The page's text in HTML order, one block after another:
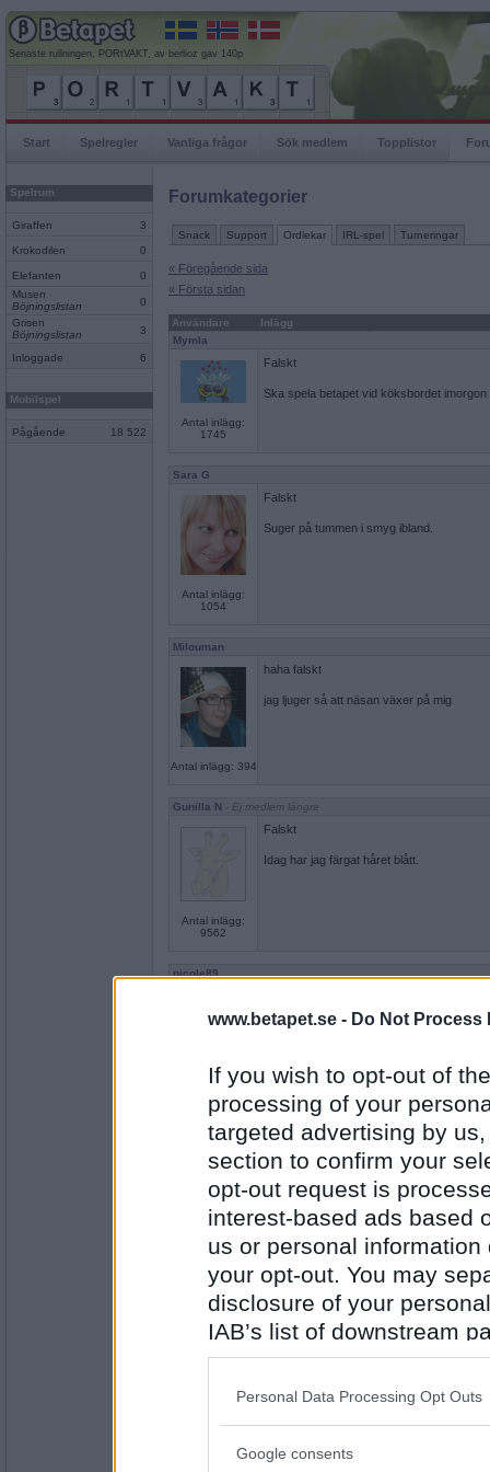
www.betapet.se - Do Not Process
If you wish to opt-out of
processing of your
targeted advertising by
section to confirm your
opt-out request is
interest-based ads based
us or personal
your opt-out. You may
disclosure of your
IAB’s list of downstream
also be disclosed by us
Downstream Participants
Please note that this
Personal Data Processing Opt Outs
Google consents
Senaste rullningen, PORtVAKT, av berlioz gav 140p
Start Spelregler Vanliga frågor Sök medlem Topplistor
Spelrum
Giraffen 3
Krokodilen 0
Elefanten
0
Musen
Böjningslistan
0
Grisen
Böjningslistan
3
Inloggade 6
Mobilspel
Pågående 18 522
Forumkategorier
Snack Support Ordlekar IRL-spel Turneringar
« Föregående sida
« Första sidan
Användare
Inlägg
Mymla
Antal inlägg:
1745
Falskt
Ska spela betapet vid köksbordet imorgon
Sara G
Antal inlägg:
1054
Falskt
Suger på tummen i smyg ibland.
Milouman
Antal inlägg: 394
haha falskt
jag ljuger så att näsan växer på mig
Gunilla N - Ej medlem längre
Antal inlägg:
9562
Falskt
Idag har jag färgat håret blått.
nicole89
imorgon ska jag pussa någon
Sara G
Antal inlägg:
Falskt (inget planerat i alla fall...)
Visst är det vettigt av mig att jag i och
foruminlägg...?
Milouman
Antal inlägg: 394
FAAAAALSKT
du har säkert ett stresk i väggen för varje